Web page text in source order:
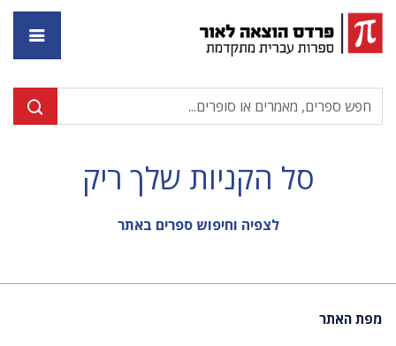
סל הקניות שלך ריק
לצפיה וחיפוש ספרים באתר
מפת האתר